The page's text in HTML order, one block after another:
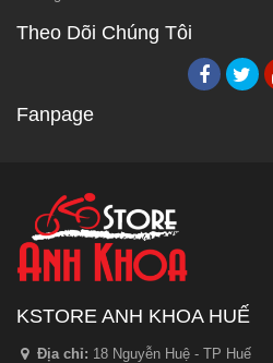
Theo Dõi Chúng Tôi
Fanpage
KSTORE ANH KHOA HUẾ
Địa chỉ: 18 Nguyễn Huệ - TP Huế